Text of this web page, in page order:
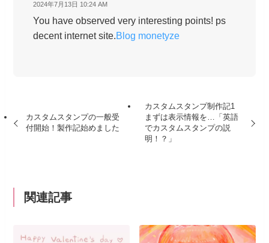
カスタムスタンプの一般受
付開始！製作記始めました
カスタムスタンプ制作記1
まずは表示情報を…「英語
でカスタムスタンプの説
明！？」
関連記事
2024年7月13日 10:24 AM
You have observed very interesting points! ps
decent internet site.Blog monetyze